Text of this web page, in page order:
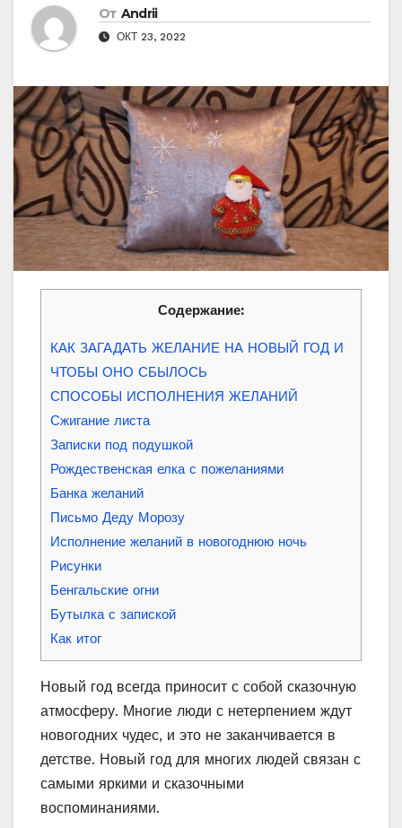
От Andrii
ОКТ 23, 2022
Содержание:
КАК ЗАГАДАТЬ ЖЕЛАНИЕ НА НОВЫЙ ГОД И
ЧТОБЫ ОНО СБЫЛОСЬ
СПОСОБЫ ИСПОЛНЕНИЯ ЖЕЛАНИЙ
Сжигание листа
Записки под подушкой
Рождественская елка с пожеланиями
Банка желаний
Письмо Деду Морозу
Исполнение желаний в новогоднюю ночь
Рисунки
Бенгальские огни
Бутылка с запиской
Как итог
Новый год всегда приносит с собой сказочную
атмосферу. Многие люди с нетерпением ждут
новогодних чудес, и это не заканчивается в
детстве. Новый год для многих людей связан с
самыми яркими и сказочными
воспоминаниями.